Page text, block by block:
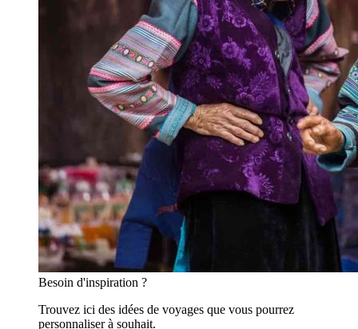
Besoin d'inspiration ?
Trouvez ici des idées de voyages que vous pourrez
personnaliser à souhait.